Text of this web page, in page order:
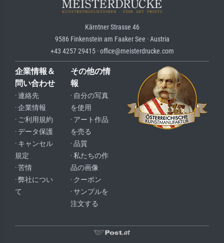
Kärntner Strasse 46
9586 Finkenstein am Faaker See · Austria
+43 4257 29415 · office@meisterdrucke.com
企業情報＆
問い合わせ
· 連絡先
· 企業情報
· ご利用規約
· データ保護
· キャンセル
規定
· 苦情
· 弊社につい
て
その他の情
報
· 自分の写真
を使用
· アート作品
を売る
· 品質
· 私たちの作
品の画像
· クーポン
· サンプルを
注文する